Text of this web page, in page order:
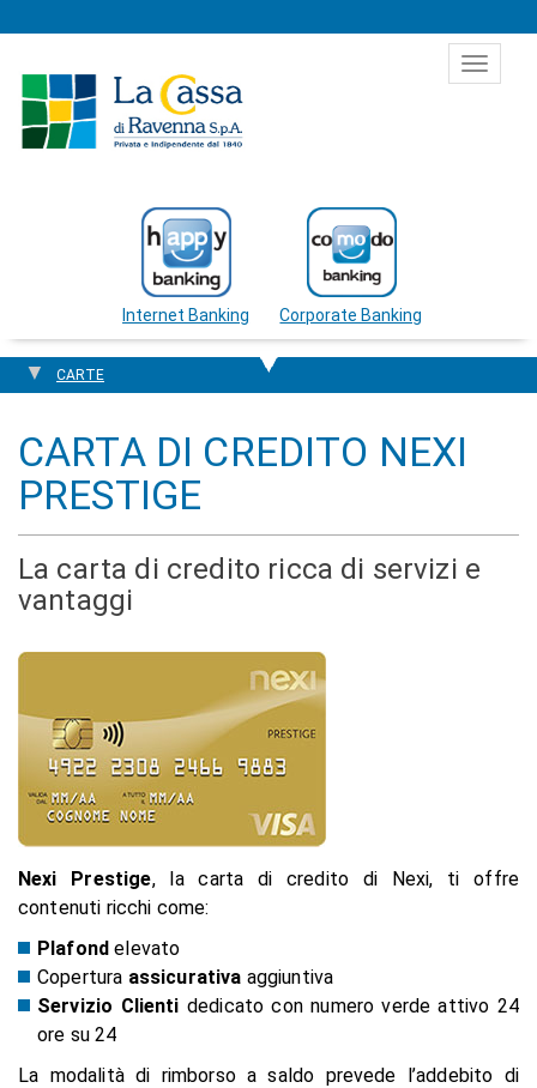
Toggle
Internet Banking Corporate Banking
CARTE
CARTA DI CREDITO NEXI
PRESTIGE
La carta di credito ricca di servizi e
vantaggi
Nexi Prestige, la carta di credito di Nexi, ti offre
contenuti ricchi come:
Plafond elevato
Copertura assicurativa aggiuntiva
Servizio Clienti dedicato con numero verde attivo 24
ore su 24
La modalità di rimborso a saldo prevede l’addebito di